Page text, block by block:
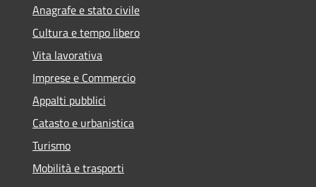
Anagrafe e stato civile
Cultura e tempo libero
Vita lavorativa
Imprese e Commercio
Appalti pubblici
Catasto e urbanistica
Turismo
Mobilità e trasporti